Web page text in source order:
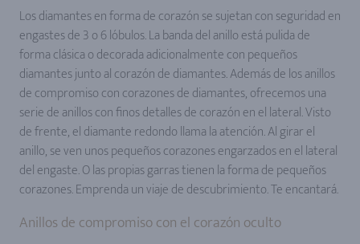
Los diamantes en forma de corazón se sujetan con seguridad en
engastes de 3 o 6 lóbulos. La banda del anillo está pulida de
forma clásica o decorada adicionalmente con pequeños
diamantes junto al corazón de diamantes. Además de los anillos
de compromiso con corazones de diamantes, ofrecemos una
serie de anillos con finos detalles de corazón en el lateral. Visto
de frente, el diamante redondo llama la atención. Al girar el
anillo, se ven unos pequeños corazones engarzados en el lateral
del engaste. O las propias garras tienen la forma de pequeños
corazones. Emprenda un viaje de descubrimiento. Te encantará.
Anillos de compromiso con el corazón oculto